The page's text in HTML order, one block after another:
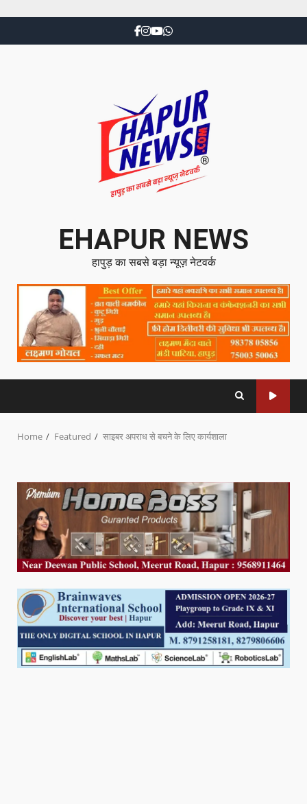
EHAPUR NEWS
हापुड़ का सबसे बड़ा न्यूज़ नेटवर्क
Home Featured साइबर अपराध से बचने के लिए कार्यशाला